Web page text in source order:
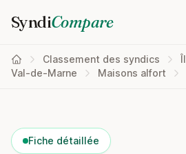
SyndiCompare
Classement des syndics
Val-de-Marne
Maisons alfort
Fiche détaillée